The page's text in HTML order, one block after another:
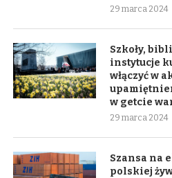
29 marca 2024
Szkoły,
instytucje
włączyć w
w getcie
29 marca 2024
Szansa na
polskiej